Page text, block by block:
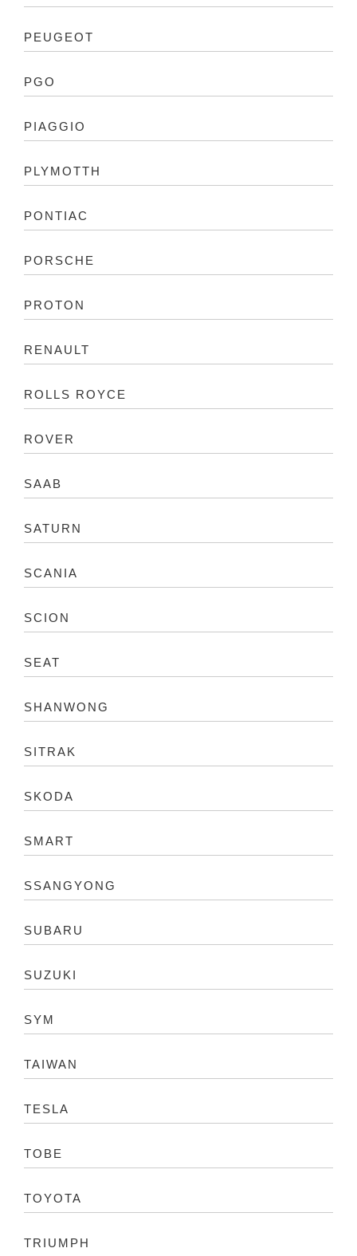
PEUGEOT
PGO
PIAGGIO
PLYMOTTH
PONTIAC
PORSCHE
PROTON
RENAULT
ROLLS ROYCE
ROVER
SAAB
SATURN
SCANIA
SCION
SEAT
SHANWONG
SITRAK
SKODA
SMART
SSANGYONG
SUBARU
SUZUKI
SYM
TAIWAN
TESLA
TOBE
TOYOTA
TRIUMPH